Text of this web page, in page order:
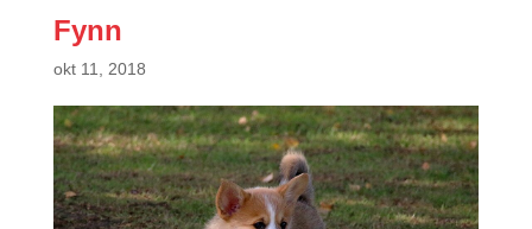
Fynn
okt 11, 2018